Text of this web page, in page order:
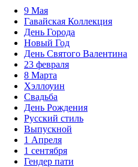
9 Мая
Гавайская Коллекция
День Города
Новый Год
День Святого Валентина
23 февраля
8 Марта
Хэллоуин
Свадьба
День Рождения
Русский стиль
Выпускной
1 Апреля
1 сентября
Гендер пати